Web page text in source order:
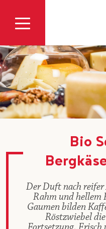
Bio
Der Duft nach
Rahm und hellem
Gaumen bilden
Röstzwiebel